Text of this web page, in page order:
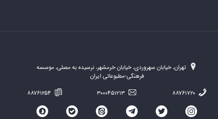
تهران، خیابان سهروردی، خیابان خرمشهر، نرسیده به مصلی، موسسه
فرهنگی-مطبوعاتی ایران